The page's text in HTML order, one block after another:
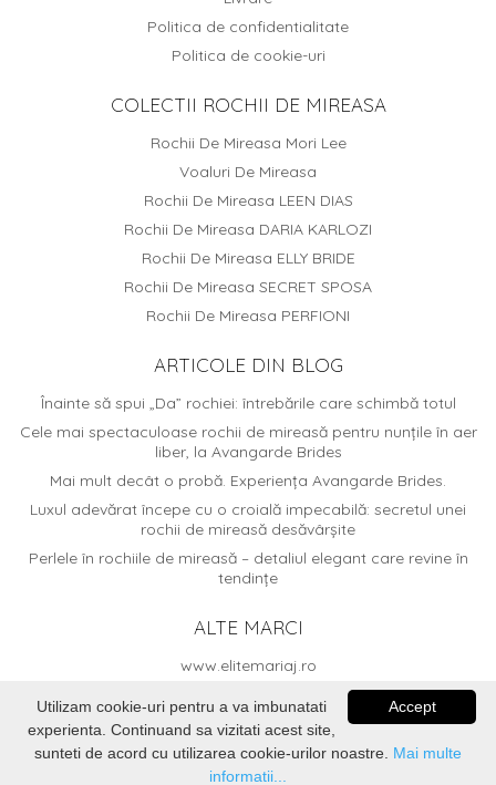
Politica de confidentialitate
Politica de cookie-uri
COLECTII ROCHII DE MIREASA
Rochii De Mireasa Mori Lee
Voaluri De Mireasa
Rochii De Mireasa LEEN DIAS
Rochii De Mireasa DARIA KARLOZI
Rochii De Mireasa ELLY BRIDE
Rochii De Mireasa SECRET SPOSA
Rochii De Mireasa PERFIONI
ARTICOLE DIN BLOG
Înainte să spui „Da” rochiei: întrebările care schimbă totul
Cele mai spectaculoase rochii de mireasă pentru nunțile în aer
liber, la Avangarde Brides
Mai mult decât o probă. Experiența Avangarde Brides.
Luxul adevărat începe cu o croială impecabilă: secretul unei
rochii de mireasă desăvârșite
Perlele în rochiile de mireasă – detaliul elegant care revine în
tendințe
ALTE MARCI
www.elitemariaj.ro
© 2026Avangarde Brides . Dezvoltat deVoitin.com Web
Accept
Utilizam cookie-uri pentru a va imbunatati
experienta. Continuand sa vizitati acest site,
sunteti de acord cu utilizarea cookie-urilor noastre. Mai multe
informatii...